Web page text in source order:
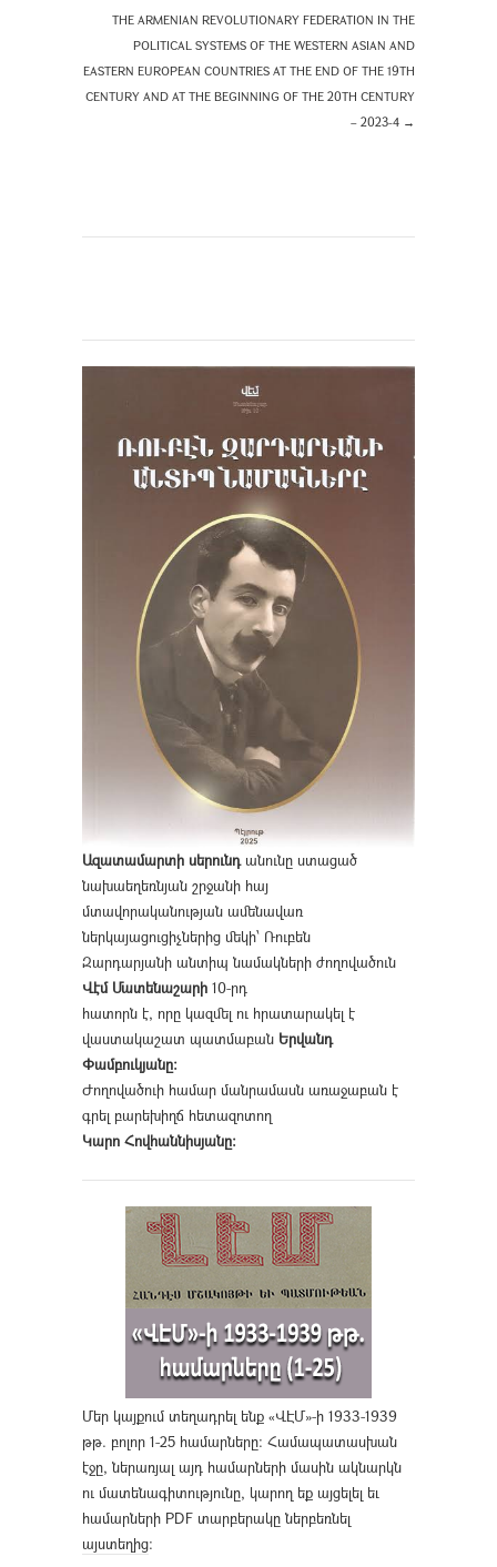
THE ARMENIAN REVOLUTIONARY FEDERATION IN THE
POLITICAL SYSTEMS OF THE WESTERN ASIAN AND
EASTERN EUROPEAN COUNTRIES AT THE END OF THE 19TH
CENTURY AND AT THE BEGINNING OF THE 20TH CENTURY
– 2023-4 →
Ազատամարտի սերունդանունը ստացած
նախաեղեռնյան շրջանի հայ
մտավորականության ամենավառ
ներկայացուցիչներից մեկի՝ Ռուբեն
Զարդարյանի անտիպ նամակների ժողովածուն
Վէմ Մատենաշարի 10-րդ
հատորն է, որը կազմել ու հրատարակել է
վաստակաշատ պատմաբան Երվանդ
Փամբուկյանը։
Ժողովածուի համար մանրամասն առաջաբան է
գրել բարեխիղճ հետազոտող
Կարո Հովհաննիսյանը։
Մեր կայքում տեղադրել ենք «ՎԷՄ»-ի 1933-1939
թթ. բոլոր 1-25 համարները։ Համապատասխան
էջը, ներառյալ այդ համարների մասին ակնարկն
ու մատենագիտությունը, կարող եք այցելել եւ
համարների PDF տարբերակը ներբեռնել
այստեղից։